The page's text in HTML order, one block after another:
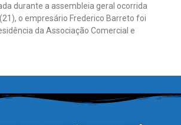
durante a assembleia geral ocorrida
o empresário Frederico Barreto foi
da Associação Comercial e